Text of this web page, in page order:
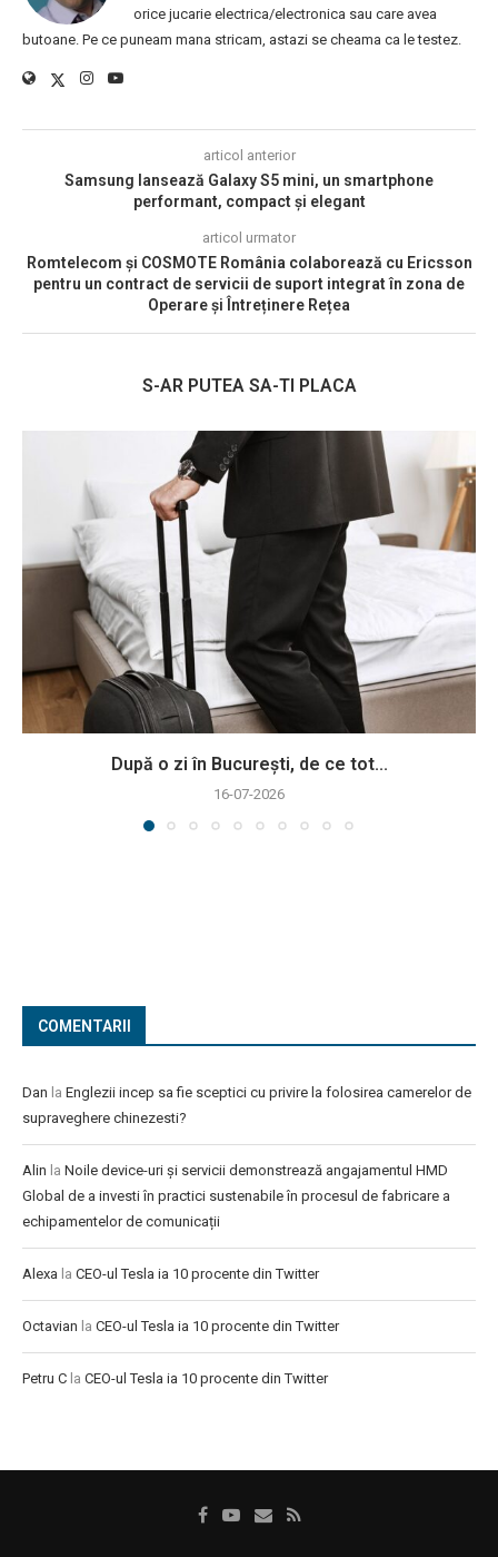
orice jucarie electrica/electronica sau care avea
butoane. Pe ce puneam mana stricam, astazi se cheama ca le testez.
articol anterior
Samsung lansează Galaxy S5 mini, un smartphone
performant, compact și elegant
articol urmator
Romtelecom și COSMOTE România colaborează cu Ericsson
pentru un contract de servicii de suport integrat în zona de
Operare și Întreținere Rețea
S-AR PUTEA SA-TI PLACA
După o zi în București, de ce tot...
16-07-2026
COMENTARII
Dan la Englezii incep sa fie sceptici cu privire la folosirea camerelor de
supraveghere chinezesti?
Alin la Noile device-uri și servicii demonstrează angajamentul HMD
Global de a investi în practici sustenabile în procesul de fabricare a
echipamentelor de comunicații
Alexa la CEO-ul Tesla ia 10 procente din Twitter
Octavian la CEO-ul Tesla ia 10 procente din Twitter
Petru C la CEO-ul Tesla ia 10 procente din Twitter